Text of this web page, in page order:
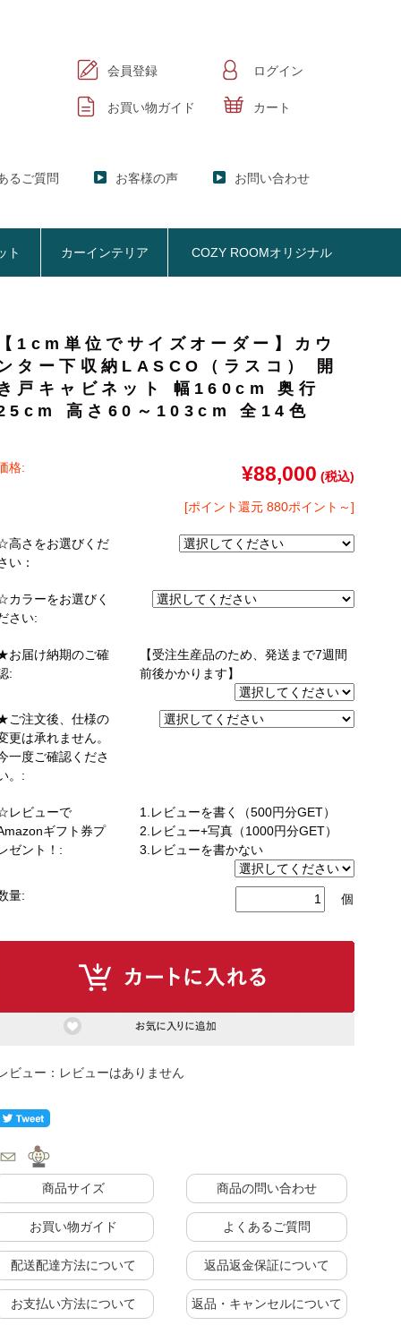
会員登録 ログイン
お買い物ガイド カート
るご質問 お客様の声 お問い合わせ
】ブックシェルフ
】サニタリー収納
】耐震上置きラック
】&【LASCO】シューズボック
オプション品
クッション
オットマン
】ウッドフレームソファー
】ウッドアームソファ
】ウッドフレームソファー
】ウッドフレームソファー
業）
掃除機収納
クリーナースタンド
引き戸式カウンター下ラック
ク
書斎・子供部屋
個室型デスク
本棚・スライド書棚
学習デスク・子供部屋
ト カーインテリア
スタンド
COZY ROOMオリジナル
悩み解決
】
空間
ク
おしゃれなのに機能性抜群
掃除機収納【Cleany】
万が一の地震対策
もっと見る
【1cm単位でサイズオーダー】カウ
ター下収納LASCO（ラスコ） 開
戸キャビネット 幅160cm 奥行
高さ60～103cm 全14色
格: ¥88,000 (税込)
[ポイント還元 880ポイント～]
高さをお選びくだ
い：
カラーをお選びく
さい:
お届け納期のご確
:
【受注生産品のため、発送まで7週間
前後かかります】
ご注文後、仕様の
更は承れません。
一度ご確認くださ
。:
レビューで
ギフト券プ
ゼント！:
1.レビューを書く（500円分GET）
2.レビュー+写真（1000円分GET）
3.レビューを書かない
量: 個
レビューはありません
商品サイズ 商品の問い合わせ
お買い物ガイド よくあるご質問
配送配達方法について 返品返金保証について
お支払い方法について 返品・キャンセルについて